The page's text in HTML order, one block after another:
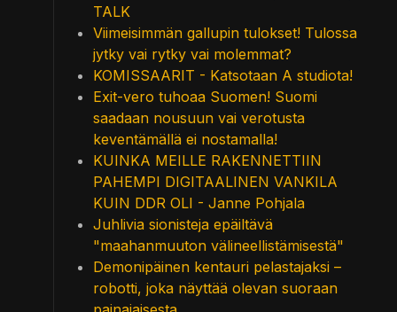
TALK
Viimeisimmän gallupin tulokset! Tulossa
jytky vai rytky vai molemmat?
KOMISSAARIT - Katsotaan A studiota!
Exit-vero tuhoaa Suomen! Suomi
saadaan nousuun vai verotusta
keventämällä ei nostamalla!
KUINKA MEILLE RAKENNETTIIN
PAHEMPI DIGITAALINEN VANKILA
KUIN DDR OLI - Janne Pohjala
Juhlivia sionisteja epäiltävä
"maahanmuuton välineellistämisestä"
Demonipäinen kentauri pelastajaksi –
robotti, joka näyttää olevan suoraan